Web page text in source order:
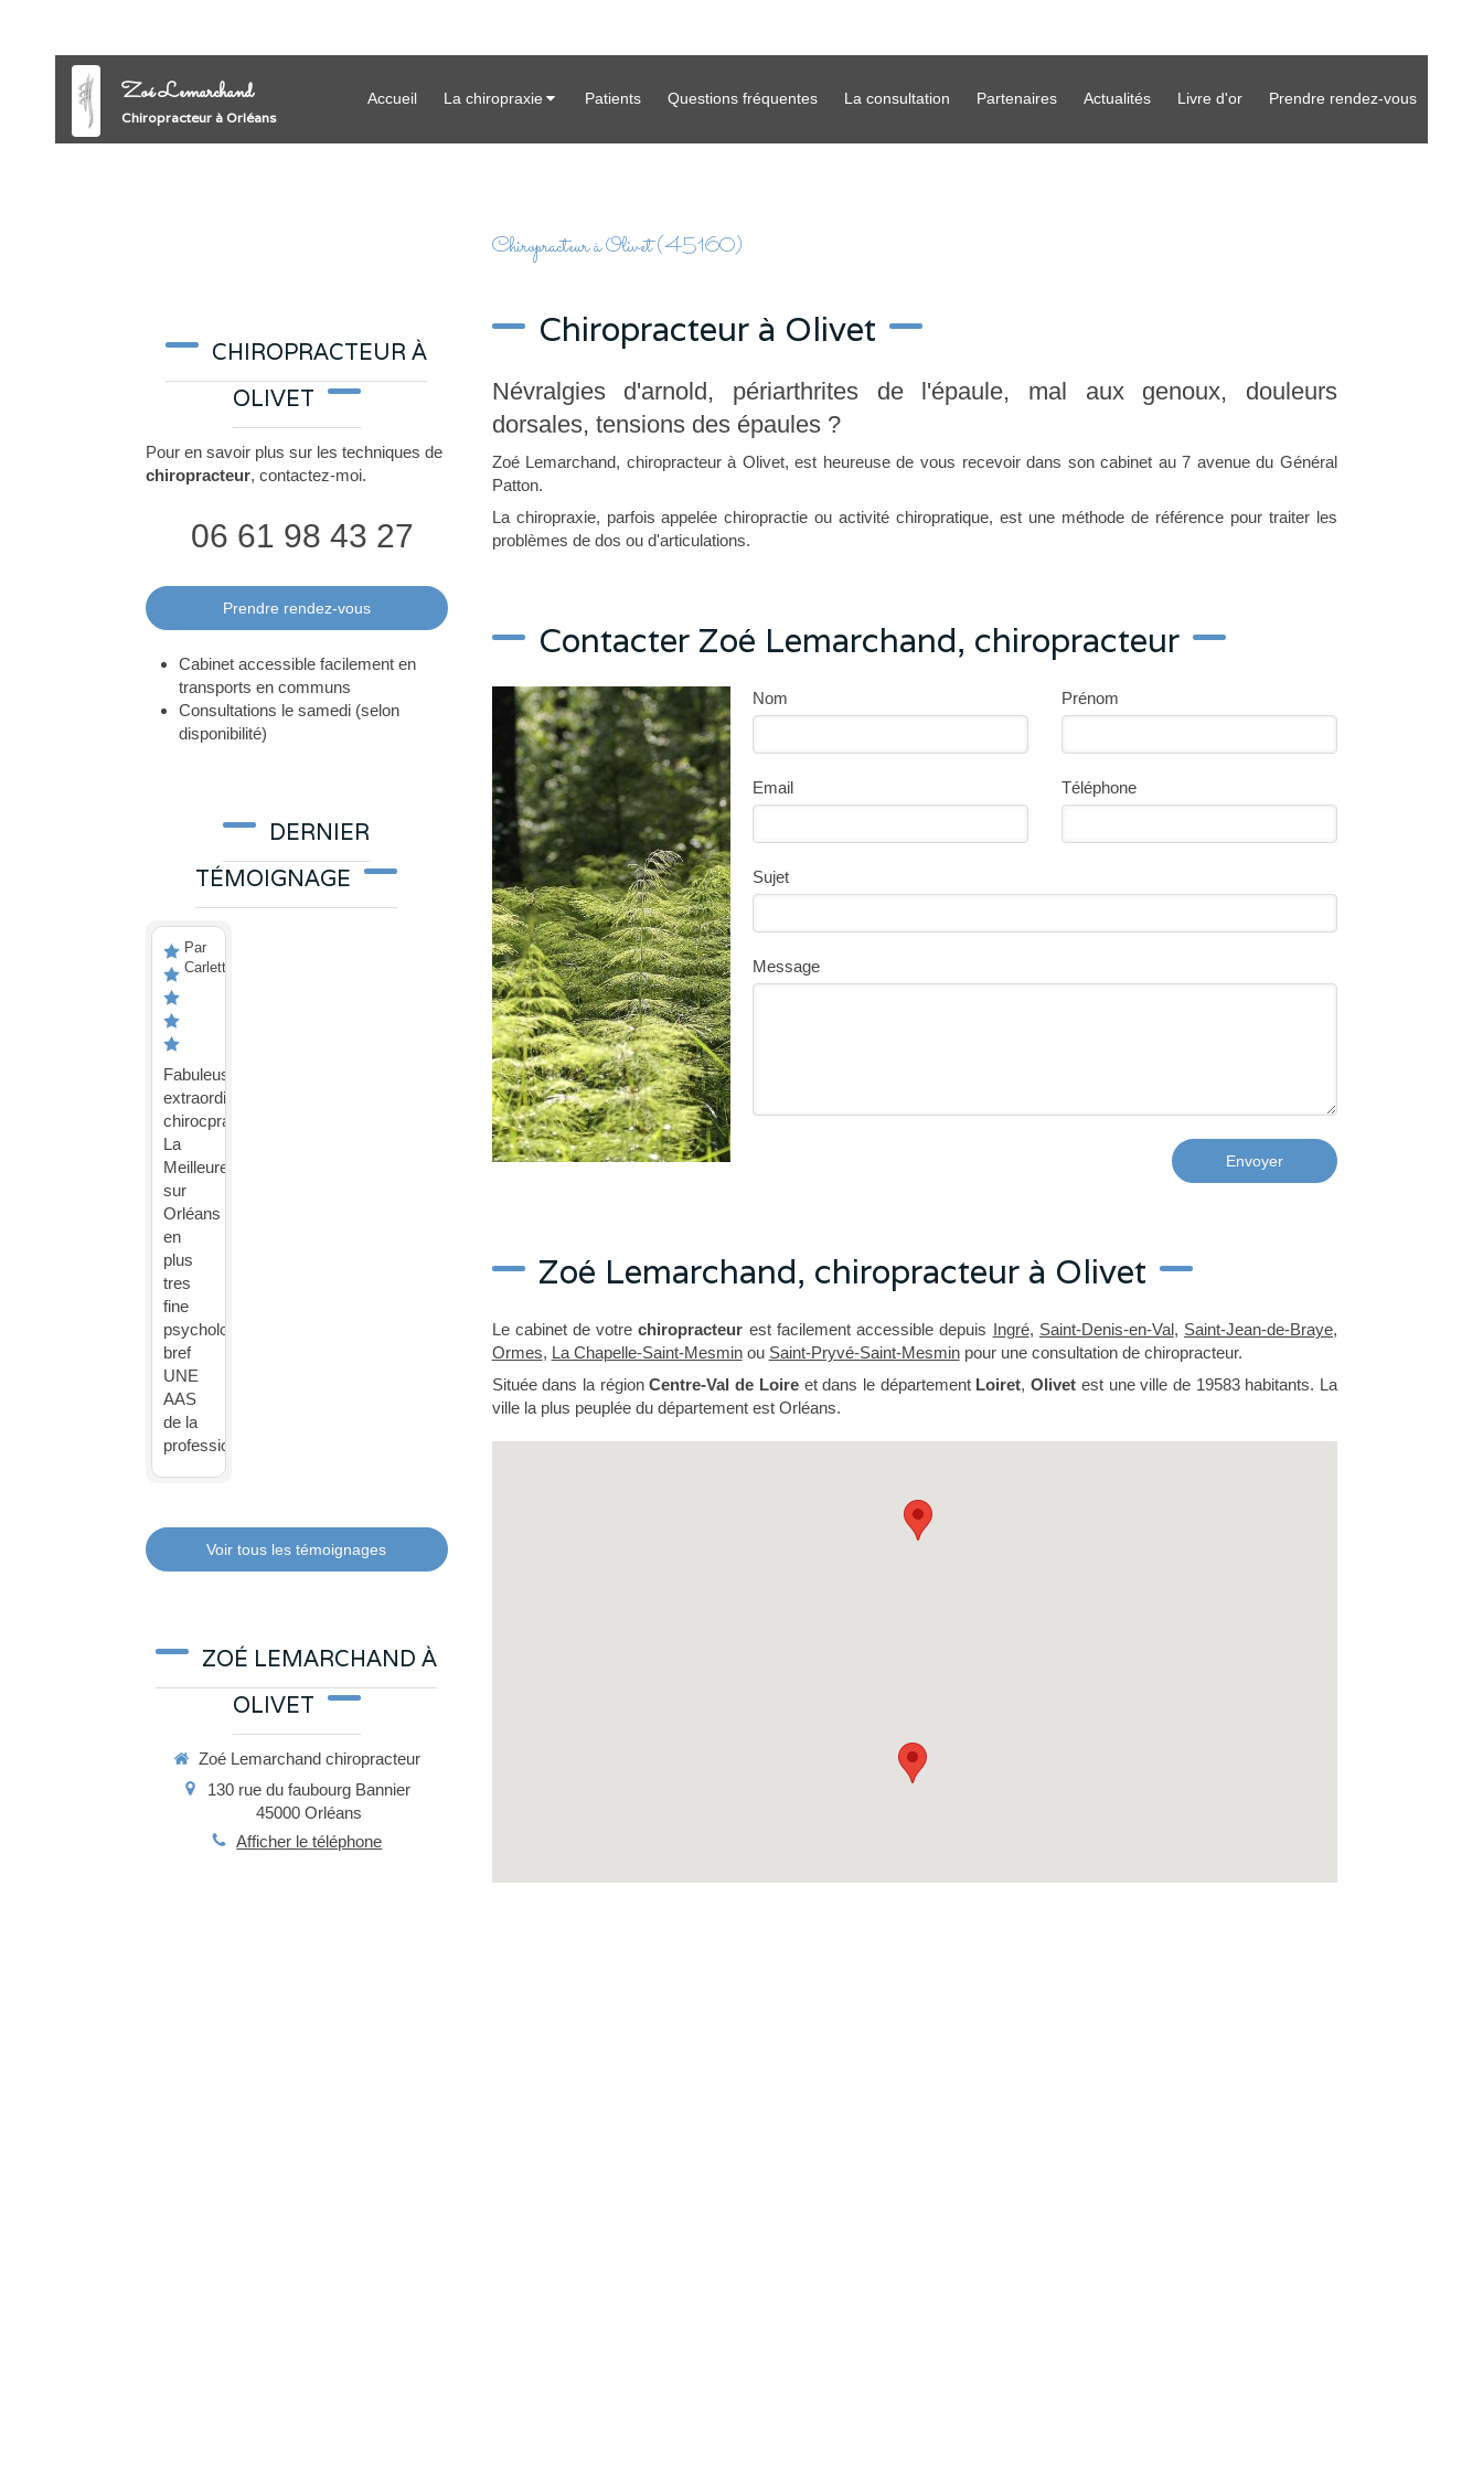
Accueil La chiropraxie Patients Questions fréquentes La consultation Partenaires Actualités Livre d'or Prendre rendez-vous
Zoé Lemarchand
Chiropracteur à Orléans
Chiropracteur à Olivet (45160)
Chiropracteur à Olivet
Névralgies d'arnold, périarthrites de l'épaule, mal aux genoux, douleurs
dorsales, tensions des épaules ?
Zoé Lemarchand, chiropracteur à Olivet, est heureuse de vous recevoir dans son cabinet au 7 avenue du Général
Patton.
La chiropraxie, parfois appelée chiropractie ou activité chiropratique, est une méthode de référence pour traiter les
problèmes de dos ou d'articulations.
Contacter Zoé Lemarchand, chiropracteur
Nom Prénom
Email Téléphone
Sujet
Message
Envoyer
Zoé Lemarchand, chiropracteur à Olivet
Le cabinet de votrechiropracteur est facilement accessible depuis Ingré, Saint-Denis-en-Val, Saint-Jean-de-Braye,
Ormes, La Chapelle-Saint-Mesminou Saint-Pryvé-Saint-Mesminpour une consultation de chiropracteur.
Située dans la régionCentre-Val de Loireet dans le département Loiret,Olivet est une ville de 19583 habitants. La
ville la plus peuplée du département est Orléans.
CHIROPRACTEUR À
OLIVET
Pour en savoir plus sur les techniques de
chiropracteur, contactez-moi.
06 61 98 43 27
Prendre rendez-vous
Cabinet accessible facilement en
transports en communs
Consultations le samedi (selon
disponibilité)
DERNIER
TÉMOIGNAGE
Par
Carletti
Fabuleuse
extraordinaire
chirocpractrice
La
Meilleure
sur
Orléans
en
plus
tres
fine
psychologue
bref
UNE
AAS
de la
profession
Voir tous les témoignages
ZOÉ LEMARCHAND À
OLIVET
Zoé Lemarchand chiropracteur
130 rue du faubourg Bannier
45000 Orléans
Afficher le téléphone